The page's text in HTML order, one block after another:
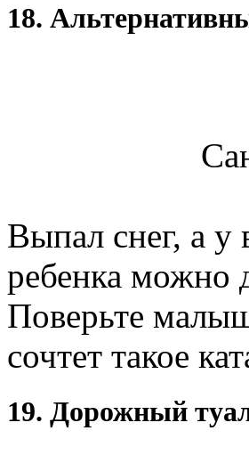
18.
Выпал снег, а у
ребенка можно
Поверьте
сочтет такое
19. Дорожный